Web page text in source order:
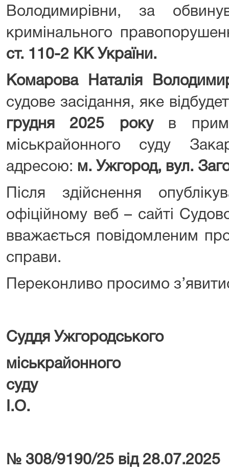
Володимирівни, за
кримінального
ст. 110-2 КК України.
Комарова Наталія
судове засідання, яке
грудня 2025 рокув
міськрайонного суду
адресою: м. Ужгород, вул.
Після здійснення
офіційному веб – сайті
вважається повідомленим
справи.
Переконливо просимо
Суддя Ужгородського
міськрайонного
суду
І.О.
№ 308/9190/25 від 28.07.2025